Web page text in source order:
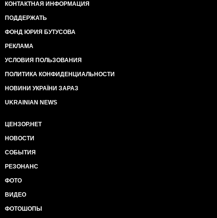
КОНТАКТНАЯ ИНФОРМАЦИЯ
ПОДДЕРЖАТЬ
ФОНД ЮРИЯ БУТУСОВА
РЕКЛАМА
УСЛОВИЯ ПОЛЬЗОВАНИЯ
ПОЛИТИКА КОНФИДЕНЦИАЛЬНОСТИ
НОВИНИ УКРАЇНИ ЗАРАЗ
UKRAINIAN NEWS
ЦЕНЗОР.НЕТ
НОВОСТИ
СОБЫТИЯ
РЕЗОНАНС
ФОТО
ВИДЕО
ФОТОШОПЫ